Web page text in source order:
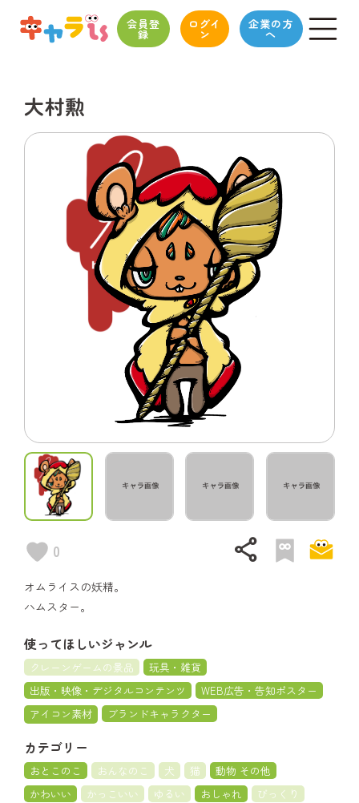
会員登
録
ログイ
ン
企業の方
へ
大村勲
0 share
オムライスの妖精。
ハムスター。
使ってほしいジャンル
クレーンゲームの景品
玩具・雑貨
出版・映像・デジタルコンテンツ
WEB広告・告知ポスター
アイコン素材
ブランドキャラクター
カテゴリー
おとこのこ おんなのこ 犬 猫
動物 その他
かわいい
かっこいい ゆるい おしゃれ
びっくり